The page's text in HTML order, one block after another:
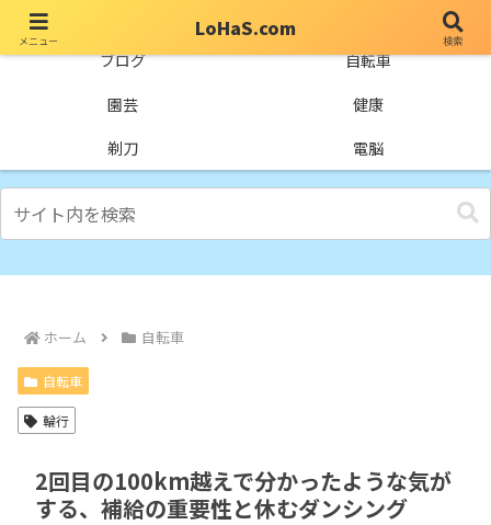
ブログ
自転車
園芸
健康
剃刀
電脳
ホーム 自転車
自転車
輪行
2回目の100km越えで分かったような気が
する、補給の重要性と休むダンシング
メニュー
LoHaS.com
検索